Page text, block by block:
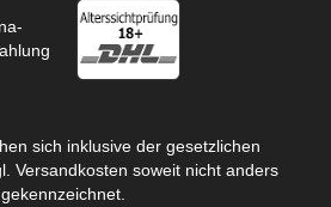
sich inklusive der gesetzlichen
Versandkosten soweit nicht anders
gekennzeichnet.